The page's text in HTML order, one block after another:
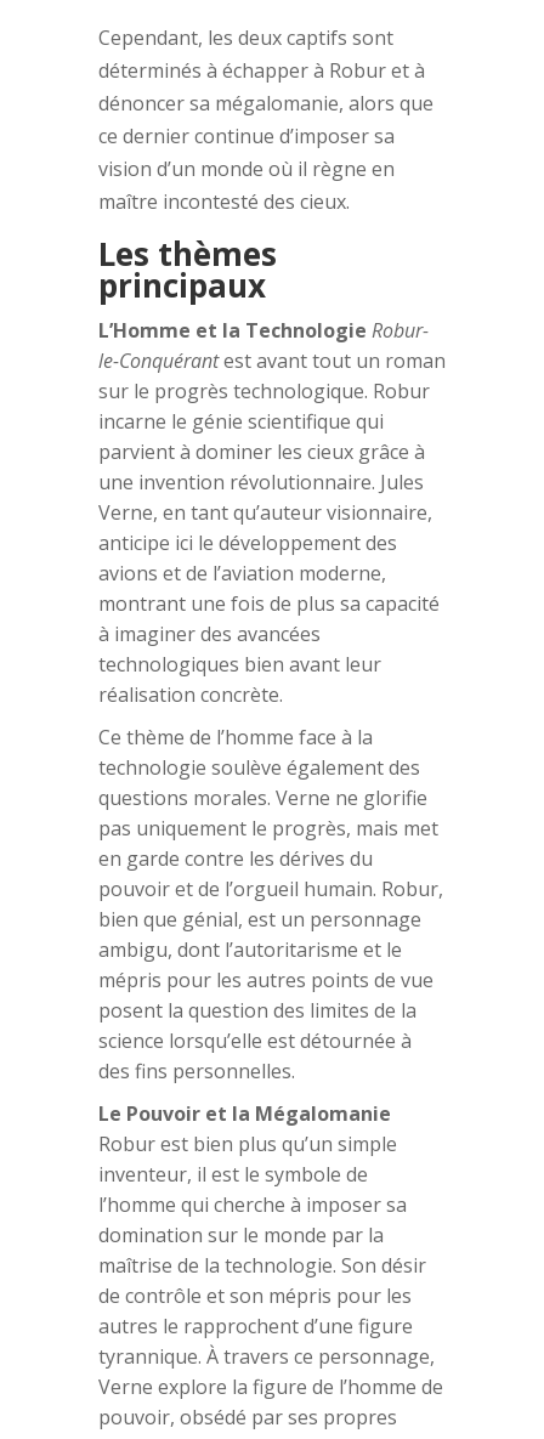
Cependant, les deux captifs sont
déterminés à échapper à Robur et à
dénoncer sa mégalomanie, alors que
ce dernier continue d’imposer sa
vision d’un monde où il règne en
maître incontesté des cieux.
Les thèmes
principaux
L’Homme et la Technologie Robur-
le-Conquérantest avant tout un roman
sur le progrès technologique. Robur
incarne le génie scientifique qui
parvient à dominer les cieux grâce à
une invention révolutionnaire. Jules
Verne, en tant qu’auteur visionnaire,
anticipe ici le développement des
avions et de l’aviation moderne,
montrant une fois de plus sa capacité
à imaginer des avancées
technologiques bien avant leur
réalisation concrète.
Ce thème de l’homme face à la
technologie soulève également des
questions morales. Verne ne glorifie
pas uniquement le progrès, mais met
en garde contre les dérives du
pouvoir et de l’orgueil humain. Robur,
bien que génial, est un personnage
ambigu, dont l’autoritarisme et le
mépris pour les autres points de vue
posent la question des limites de la
science lorsqu’elle est détournée à
des fins personnelles.
Le Pouvoir et la Mégalomanie
Robur est bien plus qu’un simple
inventeur, il est le symbole de
l’homme qui cherche à imposer sa
domination sur le monde par la
maîtrise de la technologie. Son désir
de contrôle et son mépris pour les
autres le rapprochent d’une figure
tyrannique. À travers ce personnage,
Verne explore la figure de l’homme de
pouvoir, obsédé par ses propres